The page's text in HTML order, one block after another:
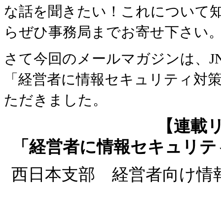
な話を聞きたい！これについて
らぜひ事務局までお寄せ下さい
さて今回のメールマガジンは、
「経営者に情報セキュリティ対
ただきました。
【連載
「経営者に情報セキュリ
西日本支部 経営者向け情